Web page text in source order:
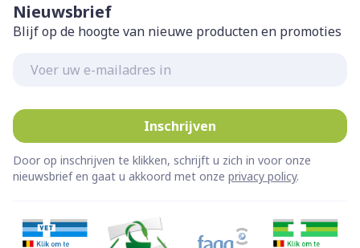
Nieuwsbrief
Blijf op de hoogte van nieuwe producten en promoties
Inschrijven
Door op inschrijven te klikken, schrijft u zich in voor onze
nieuwsbrief en gaat u akkoord met onze privacy policy.